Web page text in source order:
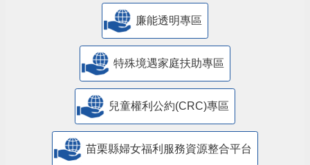
廉能透明專區
特殊境遇家庭扶助專區
兒童權利公約(CRC)專區
苗栗縣婦女福利服務資源整合平台